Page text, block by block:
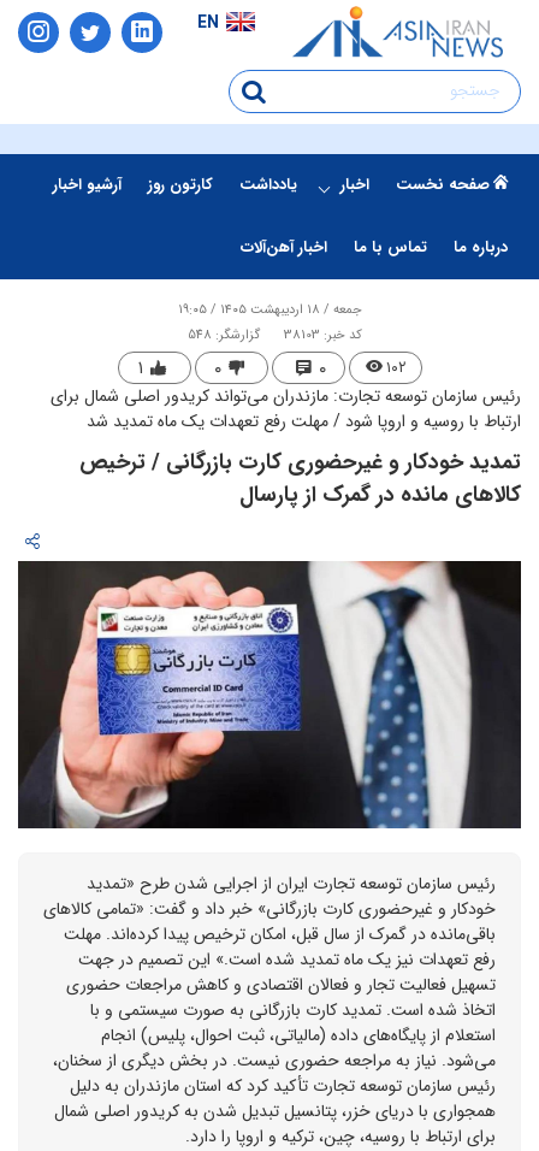
EN
صفحه نخست اخبار یادداشت کارتون روز آرشیو اخبار
درباره ما تماس با ما اخبار آهن‌آلات
جمعه / ۱۸ اردیبهشت ۱۴۰۵ / ۱۹:۰۵
کد خبر: 38103
گزارشگر: 548
۱۰۲ ۰ ۰ ۱
رئیس سازمان توسعه تجارت: مازندران می‌تواند کریدور اصلی شمال برای
ارتباط با روسیه و اروپا شود / مهلت رفع تعهدات یک ماه تمدید شد
تمدید خودکار و غیرحضوری کارت بازرگانی / ترخیص
کالاهای مانده در گمرک از پارسال
رئیس سازمان توسعه تجارت ایران از اجرایی شدن طرح «تمدید
خودکار و غیرحضوری کارت بازرگانی» خبر داد و گفت: «تمامی کالاهای
باقی‌مانده در گمرک از سال قبل، امکان ترخیص پیدا کرده‌اند. مهلت
رفع تعهدات نیز یک ماه تمدید شده است.» این تصمیم در جهت
تسهیل فعالیت تجار و فعالان اقتصادی و کاهش مراجعات حضوری
اتخاذ شده است. تمدید کارت بازرگانی به صورت سیستمی و با
استعلام از پایگاه‌های داده (مالیاتی، ثبت احوال، پلیس) انجام
می‌شود. نیاز به مراجعه حضوری نیست. در بخش دیگری از سخنان،
رئیس سازمان توسعه تجارت تأکید کرد که استان مازندران به دلیل
همجواری با دریای خزر، پتانسیل تبدیل شدن به کریدور اصلی شمال
برای ارتباط با روسیه، چین، ترکیه و اروپا را دارد.